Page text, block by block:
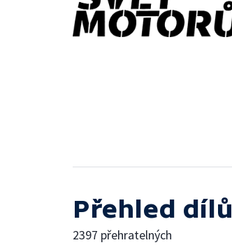
Přehled dílů
2397 přehratelných